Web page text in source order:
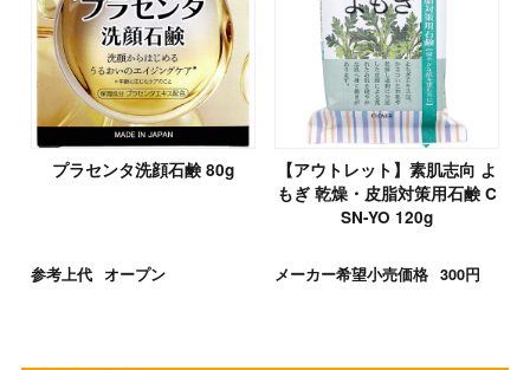
プラセンタ洗顔石鹸 80g
参考上代 オープン
【アウトレット】素肌志向 よ
もぎ 乾燥・皮脂対策用石鹸 C
SN-YO 120g
メーカー希望小売価格 300円